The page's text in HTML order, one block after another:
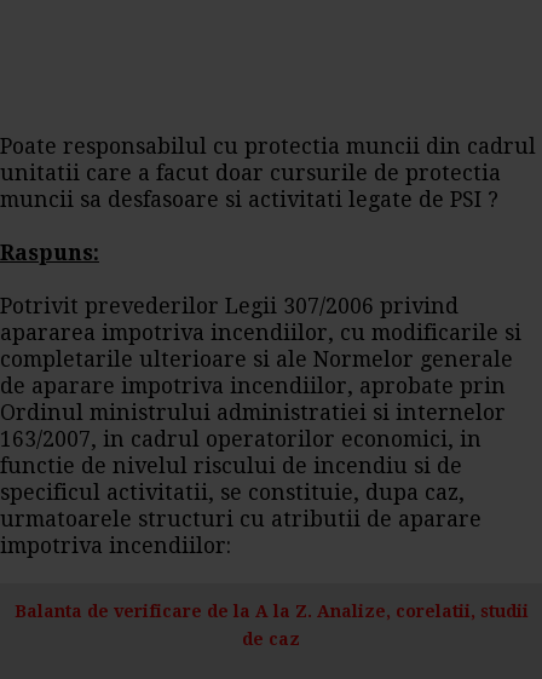
Poate responsabilul cu protectia muncii din cadrul
unitatii care a facut doar cursurile de protectia
muncii sa desfasoare si activitati legate de PSI ?
Raspuns:
Potrivit prevederilor Legii 307/2006 privind
apararea impotriva incendiilor, cu modificarile si
completarile ulterioare si ale Normelor generale
de aparare impotriva incendiilor, aprobate prin
Ordinul ministrului administratiei si internelor
163/2007, in cadrul operatorilor economici, in
functie de nivelul riscului de incendiu si de
specificul activitatii, se constituie, dupa caz,
urmatoarele structuri cu atributii de aparare
impotriva incendiilor:
Balanta de verificare de la A la Z. Analize, corelatii, studii
de caz